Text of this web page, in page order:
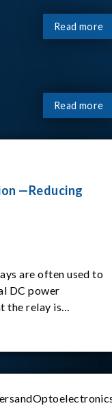
Read more
Read more
—Reducing
are often used to
DC power
the relay is
an